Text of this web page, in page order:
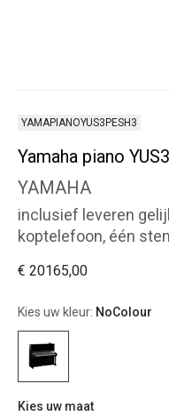
YAMAPIANOYUS3PESH3
Yamaha piano
YAMAHA
inclusief leveren
koptelefoon, één
€ 20165,00
Kies uw kleur: NoColour
Kies uw maat